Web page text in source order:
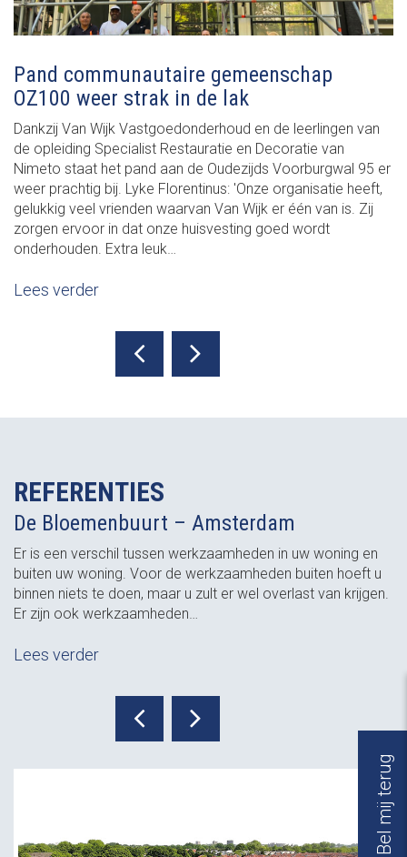
Bel mij terug
Pand communautaire gemeenschap
OZ100 weer strak in de lak
Dankzij Van Wijk Vastgoedonderhoud en de leerlingen van
de opleiding Specialist Restauratie en Decoratie van
Nimeto staat het pand aan de Oudezijds Voorburgwal 95 er
weer prachtig bij. Lyke Florentinus: 'Onze organisatie heeft,
gelukkig veel vrienden waarvan Van Wijk er één van is. Zij
zorgen ervoor in dat onze huisvesting goed wordt
onderhouden. Extra leuk…
Lees verder
REFERENTIES
De Bloemenbuurt – Amsterdam
Er is een verschil tussen werkzaamheden in uw woning en
buiten uw woning. Voor de werkzaamheden buiten hoeft u
binnen niets te doen, maar u zult er wel overlast van krijgen.
Er zijn ook werkzaamheden…
Lees verder